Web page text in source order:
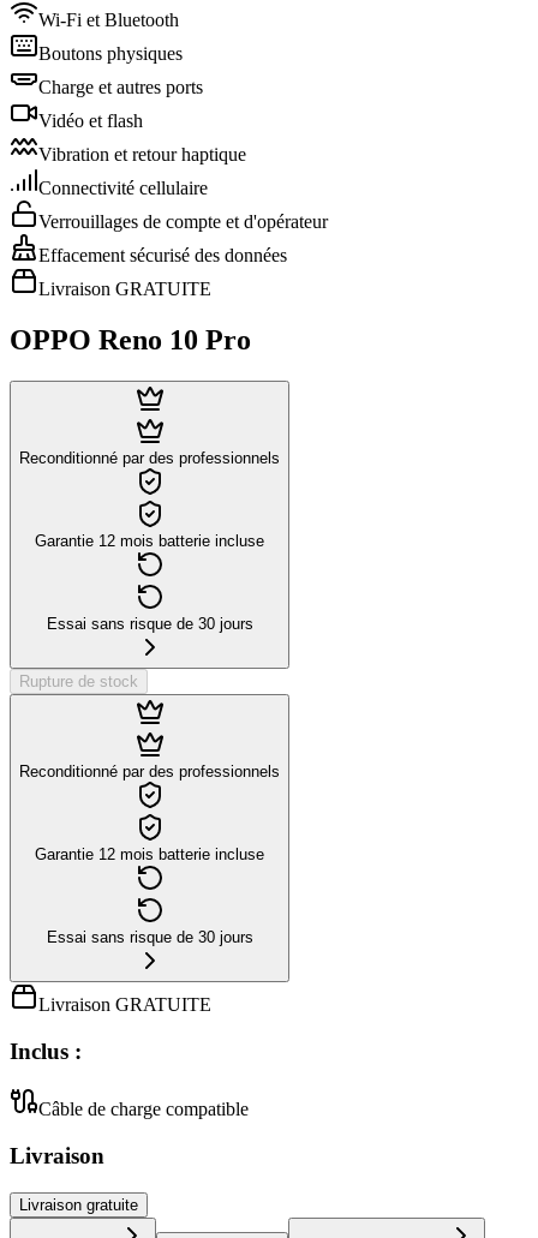
Wi-Fi et Bluetooth
Boutons physiques
Charge et autres ports
Vidéo et flash
Vibration et retour haptique
Connectivité cellulaire
Verrouillages de compte et d'opérateur
Effacement sécurisé des données
Livraison GRATUITE
OPPO Reno 10 Pro
Reconditionné par des professionnels
Garantie 12 mois batterie incluse
Essai sans risque de 30 jours
Rupture de stock
Reconditionné par des professionnels
Garantie 12 mois batterie incluse
Essai sans risque de 30 jours
Livraison GRATUITE
Inclus :
Câble de charge compatible
Livraison
Livraison gratuite